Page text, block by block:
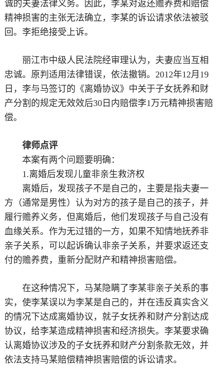
诚的夫妻法律义务。因此，李某对返还赡养费和赔偿
精神损害的主张无法确立，李某的诉讼请求依法被驳
回。李拒绝接受上诉。
丽江市中级人民法院经审理认为，夫妻应当互相
忠诚。原判适用法律错误，依法撤销。2012年12月19
日，李与马签订的《离婚协议》中关于子女抚养和财
产分割的规定无效效后30日内赔偿李1万元精神损害赔
偿。
律师点评
本案有两个问题要明确：
1.离婚后发现儿童非亲生救济权
离婚后，发现孩子不是自己的，主要是指夫妻一
方（通常是男性）认为对方的孩子是自己的孩子，并
履行赡养义务，但离婚后，他们发现孩子与自己没有
血缘关系。作为无过错的一方，如果不知情地抚养非
亲子关系，可以起诉确认非亲子关系，并要求返还支
付的赡养费，重新分配财产和精神损害赔偿。
在这种情况下，马某隐瞒了李某非亲子关系的事
实，使李某误以为李某是自己的，并在违反真实含义
的情况下达成离婚协议，就子女抚养和财产分割达成
协议，给李某造成精神损害和经济损失。李某要求确
认离婚协议涉及的子女抚养和财产分割条款无效，并
依法支持马某赔偿精神损害赔偿的诉讼请求。